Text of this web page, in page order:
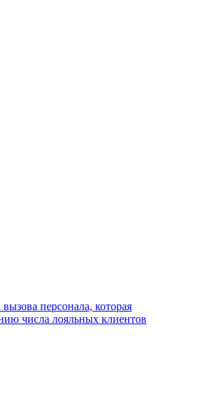
персонала, которая
числа лояльных клиентов